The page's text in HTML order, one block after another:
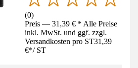
(0)
Preis — 31,39 € * Alle Preise
inkl. MwSt. und ggf. zzgl.
Versandkosten pro ST31,39
€*/ ST